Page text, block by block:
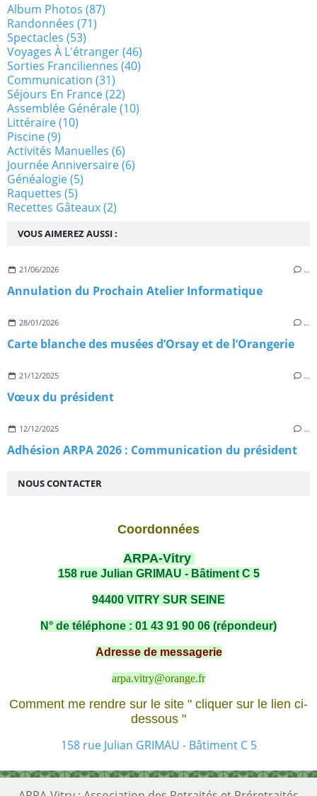
VOUS AIMEREZ AUSSI :
21/06/2026 …
Annulation du Prochain Atelier Informatique
28/01/2026 …
Carte blanche des musées d’Orsay et de l’Orangerie
21/12/2025 …
Vœux du président
12/12/2025 …
Adhésion ARPA 2026 : Communication du président
Album Photos (87)
Randonnées (71)
Spectacles (53)
Voyages À L'étranger(46)
Sorties Franciliennes (40)
Communication (31)
Séjours En France(22)
Assemblée Générale(10)
Littéraire(10)
Piscine(9)
Activités Manuelles (6)
Journée Anniversaire(6)
Généalogie(5)
Raquettes (5)
Recettes Gâteaux(2)
NOUS CONTACTER
Coordonnées
ARPA-Vitry
158 rue Julian GRIMAU - Bâtiment C 5
94400 VITRY SUR SEINE
N° de téléphone : 01 43 91 90 06 (répondeur)
Adresse de messagerie
arpa.vitry@orange.fr
Comment me rendre sur le site " cliquer sur le lien ci-
dessous "
158 rue Julian GRIMAU - Bâtiment C 5